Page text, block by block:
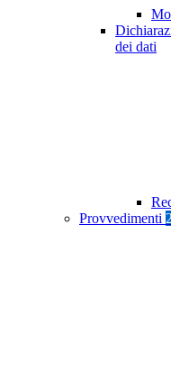
dei dati
Provvedimenti